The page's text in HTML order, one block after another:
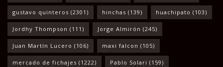
gustavo quinteros (2301) hinchas (139) huachipato (103)
Jordhy Thompson (111) Jorge Almirón (245)
Juan Martín Lucero (106) maxi falcon (105)
mercado de fichajes (1222) Pablo Solari (159)